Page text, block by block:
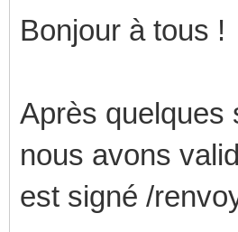
Bonjour à tous !
Après quelques
nous avons
est signé /